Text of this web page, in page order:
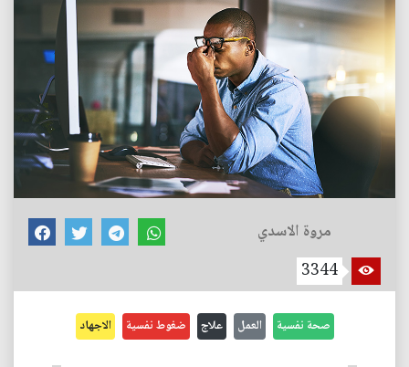
مروة الاسدي
3344
صحة نفسية العمل علاج ضغوط نفسية الاجهاد